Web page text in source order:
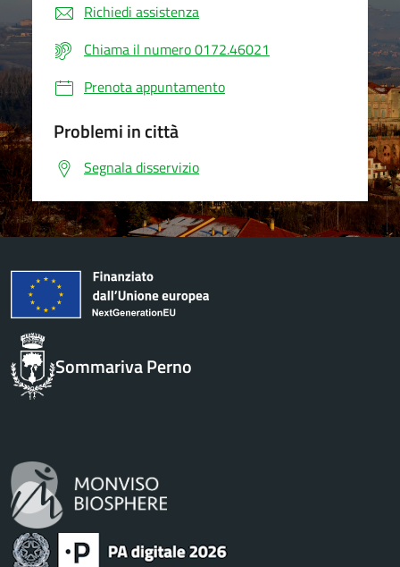
Richiedi assistenza
Chiama il numero 0172.46021
Prenota appuntamento
Problemi in città
Segnala disservizio
Sommariva Perno